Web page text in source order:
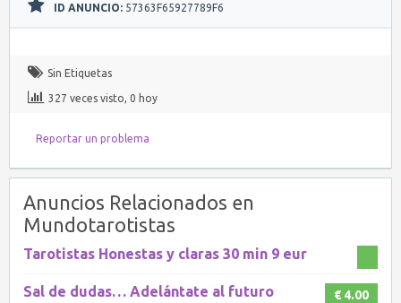
ID ANUNCIO: 57363F65927789F6
Sin Etiquetas
327 veces visto, 0 hoy
Reportar un problema
Anuncios Relacionados en
Mundotarotistas
Tarotistas Honestas y claras 30 min 9 eur
€ 4.00
Sal de dudas… Adelántate al futuro